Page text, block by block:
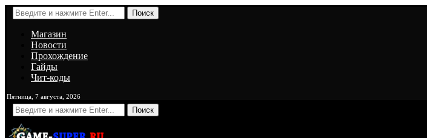
Поиск
Магазин
Новости
Прохождение
Гайды
Чит-коды
Пятница, 7 августа, 2026
Поиск